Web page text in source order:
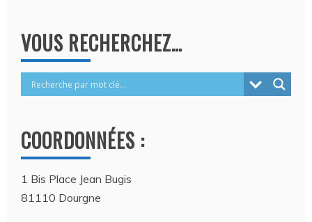
VOUS RECHERCHEZ…
COORDONNÉES :
1 Bis Place Jean Bugis
81110 Dourgne